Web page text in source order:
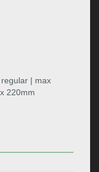
| max
220mm